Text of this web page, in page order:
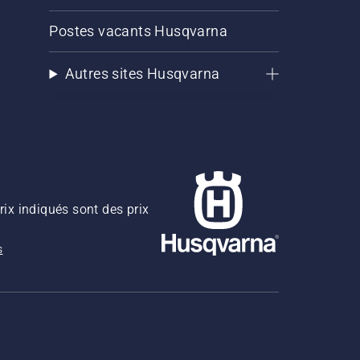
Postes vacants Husqvarna
Autres sites Husqvarna
indiqués sont des prix